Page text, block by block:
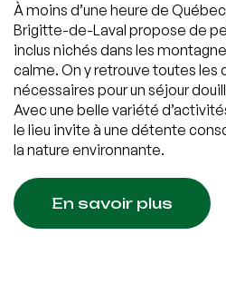
À moins d’une heure de
Brigitte-de-Laval propose de
inclus nichés dans les
calme. On y retrouve toutes
nécessaires pour un séjour
Avec une belle variété
le lieu invite à une détente
la nature environnante.
En savoir plus